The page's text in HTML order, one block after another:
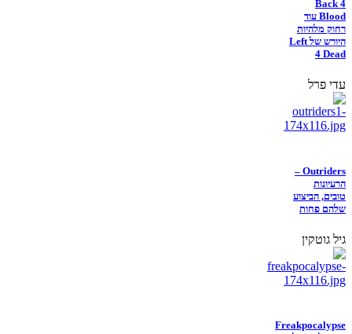
Back 4
Blood עוד
רחוק מלהיות
היורש של Left
4 Dead
עדי פרל
Outriders –
הרעיונות
טובים, הביצוע
שלהם פחות
גיל גוטקין
Freakpocalypse